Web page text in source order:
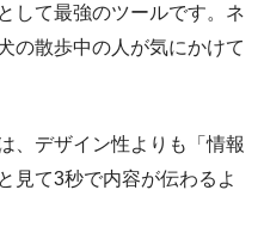
して最強のツールです。ネ
の散歩中の人が気にかけて
、デザイン性よりも「情報
見て3秒で内容が伝わるよ